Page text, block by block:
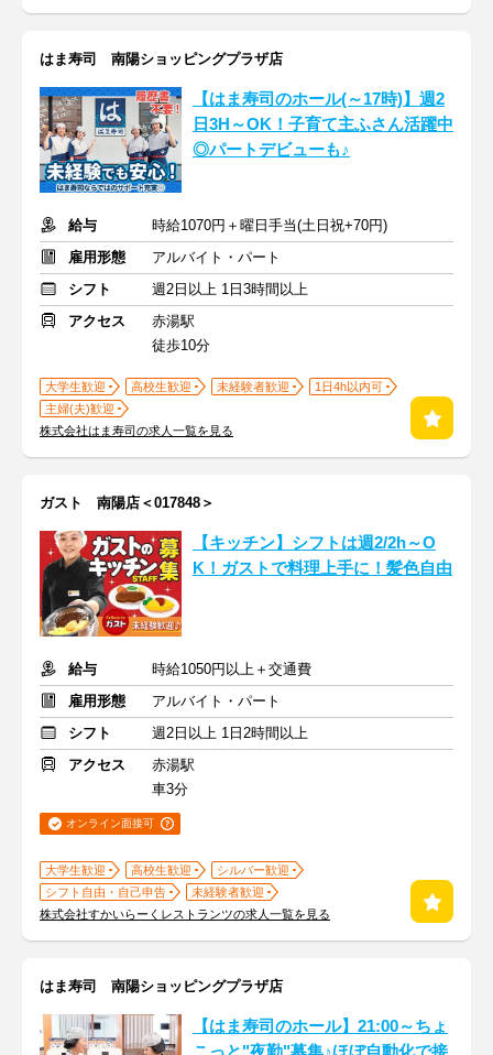
はま寿司 南陽ショッピングプラザ店
【はま寿司のホール(～17時)】週2
日3H～OK！子育て主ふさん活躍中
◎パートデビューも♪
給与
時給1070円＋曜日手当(土日祝+70円)
雇用形態
アルバイト・パート
シフト
週2日以上 1日3時間以上
アクセス
赤湯駅
徒歩10分
大学生歓迎 高校生歓迎 未経験者歓迎
1日4h以内可
主婦(夫)歓迎
株式会社はま寿司の求人一覧を見る
ガスト 南陽店＜017848＞
【キッチン】シフトは週2/2h～O
K！ガストで料理上手に！髪色自由
給与
時給1050円以上＋交通費
雇用形態
アルバイト・パート
シフト
週2日以上 1日2時間以上
アクセス
赤湯駅
車3分
オンライン面接可
大学生歓迎 高校生歓迎
シルバー歓迎
シフト自由・自己申告
未経験者歓迎
株式会社すかいらーくレストランツの求人一覧を見る
はま寿司 南陽ショッピングプラザ店
【はま寿司のホール】21:00～ちょ